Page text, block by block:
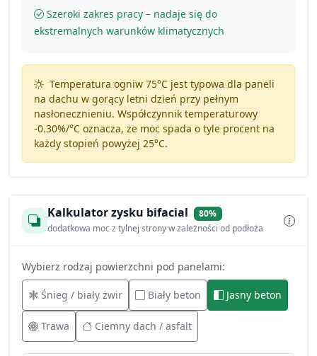
Szeroki zakres pracy – nadaje się do
ekstremalnych warunków klimatycznych
Temperatura ogniw 75°C jest typowa dla paneli
na dachu w gorący letni dzień przy pełnym
nasłonecznieniu. Współczynnik temperaturowy
-0.30%/°Coznacza, że moc spada o tyle procent na
każdy stopień powyżej 25°C.
Kalkulator zysku bifacial
80%
dodatkowa moc z tylnej strony w zależności od podłoża
Wybierz rodzaj powierzchni pod panelami:
Śnieg / biały żwir Biały beton Jasny beton
Trawa Ciemny dach / asfalt